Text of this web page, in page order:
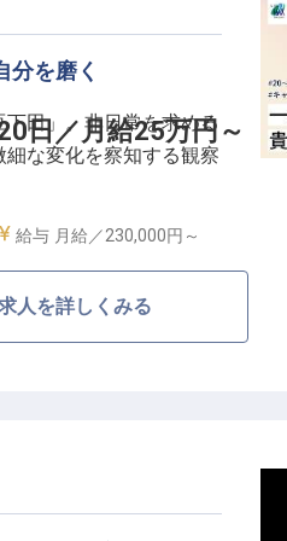
フへ手厚い優遇策を整
く）。さらに年間休日
身にゆとりを持って働
積み、整備された評価
日／月給25万円～
分を磨く
田」。非日常を求める
な変化を察知する観察
汲み取り、先回りして
輝きませんか。
給与 月給／230,000円～
人を詳しくみる